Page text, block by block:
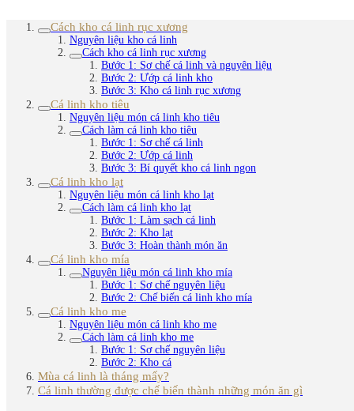
Cách kho cá linh rục xương
Nguyên liệu kho cá linh
Cách kho cá linh rục xương
Bước 1: Sơ chế cá linh và nguyên liệu
Bước 2: Ướp cá linh kho
Bước 3: Kho cá linh rục xương
Cá linh kho tiêu
Nguyên liệu món cá linh kho tiêu
Cách làm cá linh kho tiêu
Bước 1: Sơ chế cá linh
Bước 2: Ướp cá linh
Bước 3: Bí quyết kho cá linh ngon
Cá linh kho lạt
Nguyên liệu món cá linh kho lạt
Cách làm cá linh kho lạt
Bước 1: Làm sạch cá linh
Bước 2: Kho lạt
Bước 3: Hoàn thành món ăn
Cá linh kho mía
Nguyên liệu món cá linh kho mía
Bước 1: Sơ chế nguyên liệu
Bước 2: Chế biến cá linh kho mía
Cá linh kho me
Nguyên liệu món cá linh kho me
Cách làm cá linh kho me
Bước 1: Sơ chế nguyên liệu
Bước 2: Kho cá
Mùa cá linh là tháng mấy?
Cá linh thường được chế biến thành những món ăn gì